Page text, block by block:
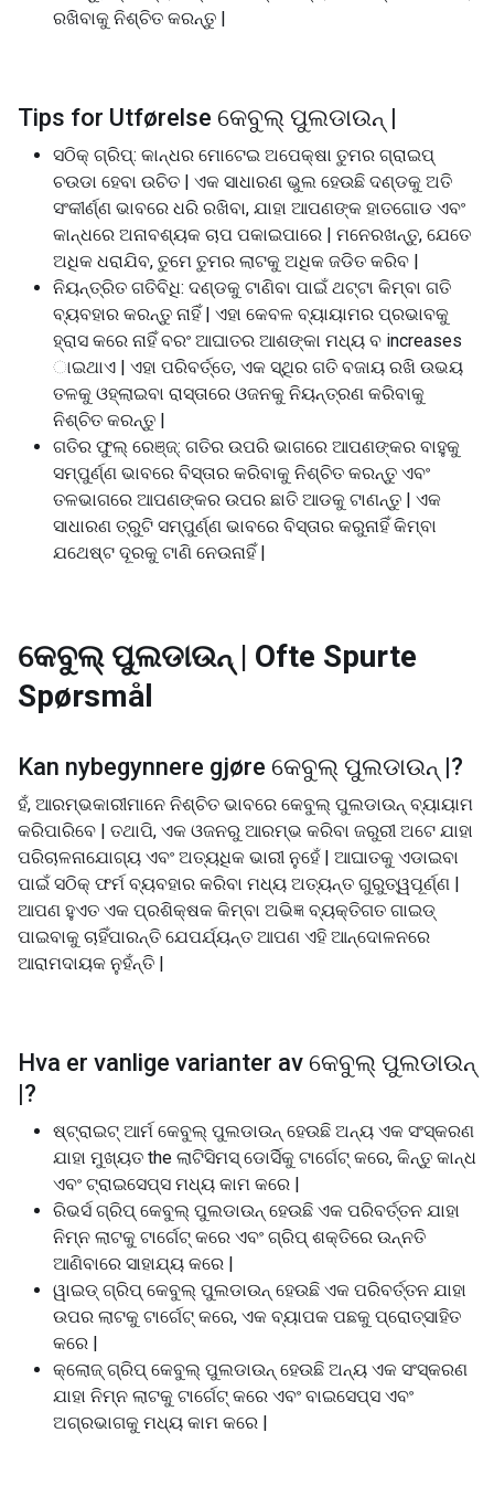
ରଖିବାକୁ ନିଶ୍ଚିତ କରନ୍ତୁ |
Tips for Utførelse କେବୁଲ୍ ପୁଲଡାଉନ୍ |
ସଠିକ୍ ଗ୍ରିପ୍: କାନ୍ଧର ମୋଟେଇ ଅପେକ୍ଷା ତୁମର ଗ୍ରାଇପ୍
ଚଉଡା ହେବା ଉଚିତ | ଏକ ସାଧାରଣ ଭୁଲ ହେଉଛି ଦଣ୍ଡକୁ ଅତି
ସଂକୀର୍ଣ୍ଣ ଭାବରେ ଧରି ରଖିବା, ଯାହା ଆପଣଙ୍କ ହାତଗୋଡ ଏବଂ
କାନ୍ଧରେ ଅନାବଶ୍ୟକ ଚାପ ପକାଇପାରେ | ମନେରଖନ୍ତୁ, ଯେତେ
ଅଧିକ ଧରାଯିବ, ତୁମେ ତୁମର ଲାଟକୁ ଅଧିକ ଜଡିତ କରିବ |
ନିୟନ୍ତ୍ରିତ ଗତିବିଧି: ଦଣ୍ଡକୁ ଟାଣିବା ପାଇଁ ଥଟ୍ଟା କିମ୍ବା ଗତି
ବ୍ୟବହାର କରନ୍ତୁ ନାହିଁ | ଏହା କେବଳ ବ୍ୟାୟାମର ପ୍ରଭାବକୁ
ହ୍ରାସ କରେ ନାହିଁ ବରଂ ଆଘାତର ଆଶଙ୍କା ମଧ୍ୟ ବ increases
ାଇଥାଏ | ଏହା ପରିବର୍ତ୍ତେ, ଏକ ସ୍ଥିର ଗତି ବଜାୟ ରଖି ଉଭୟ
ତଳକୁ ଓହ୍ଲାଇବା ରାସ୍ତାରେ ଓଜନକୁ ନିୟନ୍ତ୍ରଣ କରିବାକୁ
ନିଶ୍ଚିତ କରନ୍ତୁ |
ଗତିର ଫୁଲ୍ ରେଞ୍ଜ୍: ଗତିର ଉପରି ଭାଗରେ ଆପଣଙ୍କର ବାହୁକୁ
ସମ୍ପୁର୍ଣ୍ଣ ଭାବରେ ବିସ୍ତାର କରିବାକୁ ନିଶ୍ଚିତ କରନ୍ତୁ ଏବଂ
ତଳଭାଗରେ ଆପଣଙ୍କର ଉପର ଛାତି ଆଡକୁ ଟାଣନ୍ତୁ | ଏକ
ସାଧାରଣ ତ୍ରୁଟି ସମ୍ପୁର୍ଣ୍ଣ ଭାବରେ ବିସ୍ତାର କରୁନାହିଁ କିମ୍ବା
ଯଥେଷ୍ଟ ଦୂରକୁ ଟାଣି ନେଉନାହିଁ |
କେବୁଲ୍ ପୁଲଡାଉନ୍ | Ofte Spurte
Spørsmål
Kan nybegynnere gjøre କେବୁଲ୍ ପୁଲଡାଉନ୍ |?
ହଁ, ଆରମ୍ଭକାରୀମାନେ ନିଶ୍ଚିତ ଭାବରେ କେବୁଲ୍ ପୁଲଡାଉନ୍ ବ୍ୟାୟାମ
କରିପାରିବେ | ତଥାପି, ଏକ ଓଜନରୁ ଆରମ୍ଭ କରିବା ଜରୁରୀ ଅଟେ ଯାହା
ପରିଚାଳନାଯୋଗ୍ୟ ଏବଂ ଅତ୍ୟଧିକ ଭାରୀ ନୁହେଁ | ଆଘାତକୁ ଏଡାଇବା
ପାଇଁ ସଠିକ୍ ଫର୍ମ ବ୍ୟବହାର କରିବା ମଧ୍ୟ ଅତ୍ୟନ୍ତ ଗୁରୁତ୍ୱପୂର୍ଣ୍ଣ |
ଆପଣ ହୁଏତ ଏକ ପ୍ରଶିକ୍ଷକ କିମ୍ବା ଅଭିଜ୍ଞ ବ୍ୟକ୍ତିଗତ ଗାଇଡ୍
ପାଇବାକୁ ଚାହିଁପାରନ୍ତି ଯେପର୍ଯ୍ୟନ୍ତ ଆପଣ ଏହି ଆନ୍ଦୋଳନରେ
ଆରାମଦାୟକ ନୁହଁନ୍ତି |
Hva er vanlige varianter av କେବୁଲ୍ ପୁଲଡାଉନ୍
|?
ଷ୍ଟ୍ରାଇଟ୍ ଆର୍ମ କେବୁଲ୍ ପୁଲଡାଉନ୍ ହେଉଛି ଅନ୍ୟ ଏକ ସଂସ୍କରଣ
ଯାହା ମୁଖ୍ୟତ the ଲାଟିସିମସ୍ ଡୋର୍ସିକୁ ଟାର୍ଗେଟ୍ କରେ, କିନ୍ତୁ କାନ୍ଧ
ଏବଂ ଟ୍ରାଇସେପ୍ସ ମଧ୍ୟ କାମ କରେ |
ରିଭର୍ସ ଗ୍ରିପ୍ କେବୁଲ୍ ପୁଲଡାଉନ୍ ହେଉଛି ଏକ ପରିବର୍ତ୍ତନ ଯାହା
ନିମ୍ନ ଲାଟକୁ ଟାର୍ଗେଟ୍ କରେ ଏବଂ ଗ୍ରିପ୍ ଶକ୍ତିରେ ଉନ୍ନତି
ଆଣିବାରେ ସାହାଯ୍ୟ କରେ |
ୱାଇଡ୍ ଗ୍ରିପ୍ କେବୁଲ୍ ପୁଲଡାଉନ୍ ହେଉଛି ଏକ ପରିବର୍ତ୍ତନ ଯାହା
ଉପର ଲାଟକୁ ଟାର୍ଗେଟ୍ କରେ, ଏକ ବ୍ୟାପକ ପଛକୁ ପ୍ରୋତ୍ସାହିତ
କରେ |
କ୍ଲୋଜ୍ ଗ୍ରିପ୍ କେବୁଲ୍ ପୁଲଡାଉନ୍ ହେଉଛି ଅନ୍ୟ ଏକ ସଂସ୍କରଣ
ଯାହା ନିମ୍ନ ଲାଟକୁ ଟାର୍ଗେଟ୍ କରେ ଏବଂ ବାଇସେପ୍ସ ଏବଂ
ଅଗ୍ରଭାଗକୁ ମଧ୍ୟ କାମ କରେ |